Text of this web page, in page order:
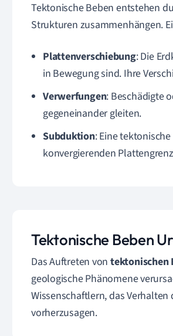
Tektonische Beben entstehen
Strukturen zusammenhängen.
Plattenverschiebung: Die
in Bewegung sind. Ihre
Verwerfungen: Beschädigte
gegeneinander gleiten.
Subduktion: Eine
konvergierenden
Tektonische Beben
Das Auftreten vontektonischen
geologische Phänomene
Wissenschaftlern, das
vorherzusagen.